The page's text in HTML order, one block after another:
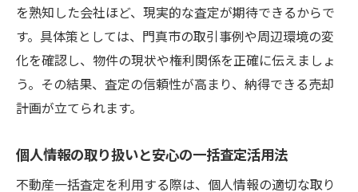
を熟知した会社ほど、現実的な査定が期待できるからで
す。具体策としては、門真市の取引事例や周辺環境の変
化を確認し、物件の現状や権利関係を正確に伝えましょ
う。その結果、査定の信頼性が高まり、納得できる売却
計画が立てられます。
個人情報の取り扱いと安心の一括査定活用法
不動産一括査定を利用する際は、個人情報の適切な取り